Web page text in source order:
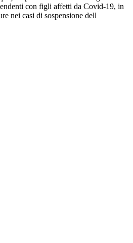
con figli affetti da Covid-19, in
nei casi di sospensione dell